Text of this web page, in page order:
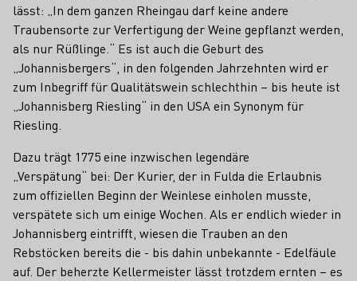
lässt: „In dem ganzen Rheingau darf keine andere
Traubensorte zur Verfertigung der Weine gepflanzt werden,
als nur Rüßlinge.“ Es ist auch die Geburt des
„Johannisbergers“, in den folgenden Jahrzehnten wird er
zum Inbegriff für Qualitätswein schlechthin – bis heute ist
„Johannisberg Riesling“ in den USA ein Synonym für
Riesling.
Dazu trägt 1775 eine inzwischen legendäre
„Verspätung“ bei: Der Kurier, der in Fulda die Erlaubnis
zum offiziellen Beginn der Weinlese einholen musste,
verspätete sich um einige Wochen. Als er endlich wieder in
Johannisberg eintrifft, wiesen die Trauben an den
Rebstöcken bereits die - bis dahin unbekannte - Edelfäule
auf. Der beherzte Kellermeister lässt trotzdem ernten – es